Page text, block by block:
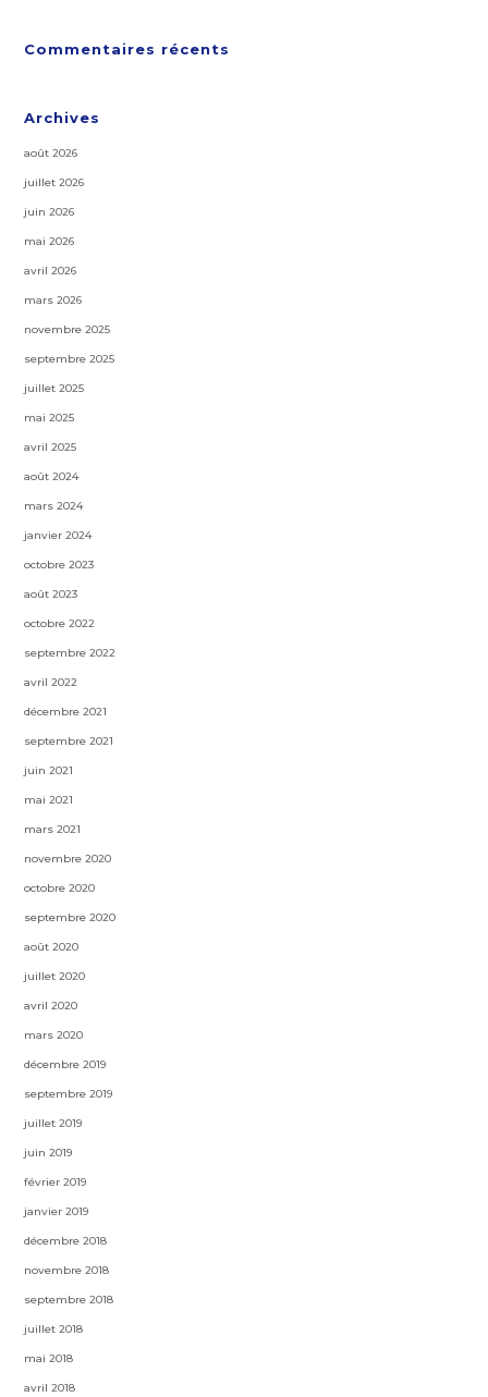
Commentaires récents
Archives
août 2026
juillet 2026
juin 2026
mai 2026
avril 2026
mars 2026
novembre 2025
septembre 2025
juillet 2025
mai 2025
avril 2025
août 2024
mars 2024
janvier 2024
octobre 2023
août 2023
octobre 2022
septembre 2022
avril 2022
décembre 2021
septembre 2021
juin 2021
mai 2021
mars 2021
novembre 2020
octobre 2020
septembre 2020
août 2020
juillet 2020
avril 2020
mars 2020
décembre 2019
septembre 2019
juillet 2019
juin 2019
février 2019
janvier 2019
décembre 2018
novembre 2018
septembre 2018
juillet 2018
mai 2018
avril 2018